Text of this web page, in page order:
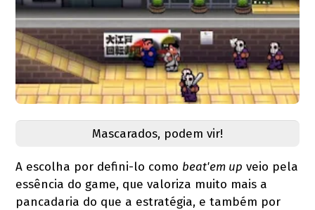
Mascarados, podem vir!
A escolha por defini-lo como beat'em up veio pela
essência do game, que valoriza muito mais a
pancadaria do que a estratégia, e também por